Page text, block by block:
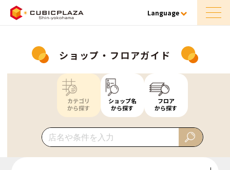
Language
ショップ・フロアガイド
カテゴリ
から探す
ショップ名
から探す
フロア
から探す